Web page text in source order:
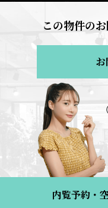
この物件の
お
内覧予約・